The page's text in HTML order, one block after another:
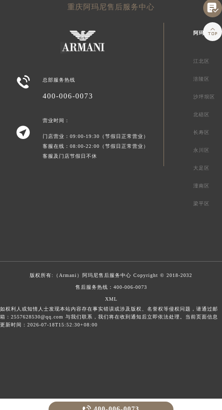
重庆阿玛尼售后服务中心
 总部服务热线
400-006-0073

营业时间：
门店营业：09:00-19:30（节假日正常营业）
客服在线：08:00-22:00（节假日正常营业）
客服及门店节假日不休
阿玛尼重
江北区
涪陵区
沙坪坝区
北碚区
长寿区
永川区
大足区
潼南区
梁平区
版权所有:（Armani） 阿玛尼售后服务中心 Copyright © 2018-2032
售后服务热线： 400-006-0073
XML
如权利人或知情人士发现本站内容存在事实错误或涉及版权、名誉权等侵权问题，请通过邮
箱：2557628530@qq.com 与我们联系，我们将在收到通知后立即依法处理。当前页面信息
更新时间：2026-07-18T15:52:30+08:00

